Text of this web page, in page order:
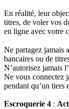
En réalité, leur
titres, de voler vos
en ligne avec votre
Ne partagez jamais
bancaires ou de
N’autorisez jamais
Ne vous connectez
pendant qu’un tiers
Escroquerie 4 :